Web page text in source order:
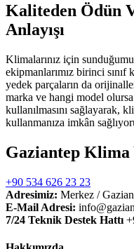
Kaliteden Ödün
Anlayışı
Klimalarınız için
ekipmanlarımız birinci
yedek parçaların da
marka ve hangi model
kullanılmasını sağlayarak,
kullanmanıza imkân
Gaziantep
+90 534 626 23 23
Adresimiz: Merkez /
E-Mail Adresi:
7/24 Teknik Destek Hattı